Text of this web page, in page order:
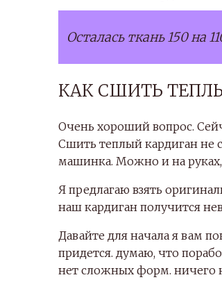
Осталась ткань 150 на
КАК СШИТЬ
Очень хороший вопрос.
Сшить теплый кардиган не
машинка. Можно и на руках,
Я предлагаю взять
наш кардиган получится
Давайте для начала я вам
придется. думаю, что
нет сложных форм. ничего